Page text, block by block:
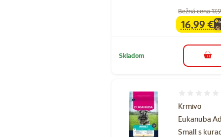
Bežná cena
family
16,99 €
Skladom do
Krmivo
Eukanuba
Small s